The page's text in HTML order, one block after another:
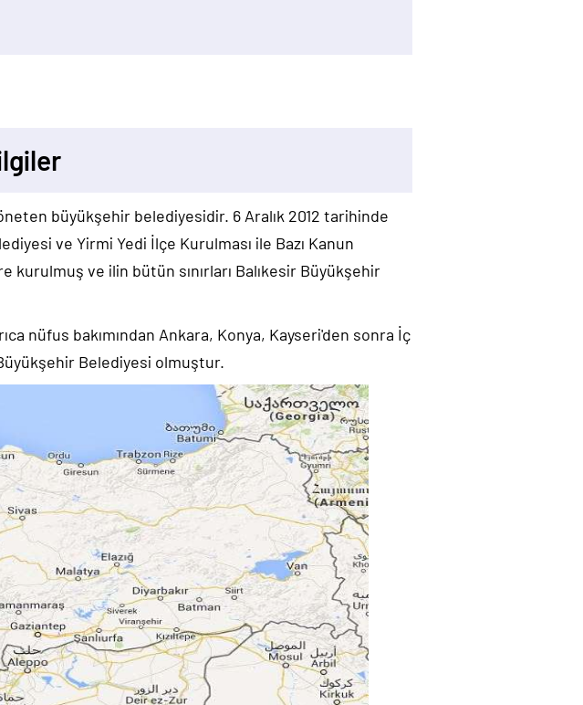
büyükşehir belediyesidir. 6 Aralık 2012 tarihinde
ve Yirmi Yedi İlçe Kurulması ile Bazı Kanun
kurulmuş ve ilin bütün sınırları Balıkesir Büyükşehir
nüfus bakımından Ankara, Konya, Kayseri'den sonra İç
Belediyesi olmuştur.